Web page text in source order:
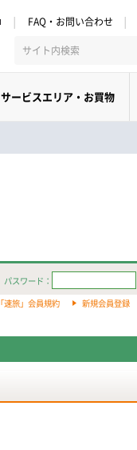
FAQ・お問い合わせ
サービスエリア・お買物
パスワード：
「速旅」会員規約 新規会員登録